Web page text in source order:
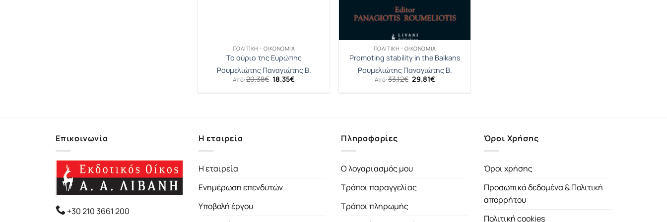
ΠΟΛΙΤΙΚΉ - ΟΙΚΟΝΟΜΊΑ
Το αύριο της Ευρώπης
Ρουμελιώτης Παναγιώτης Β.
Από:20.38€ Original
price
was:
18.35€
τιμή
ΠΟΛΙΤΙΚΉ - ΟΙΚΟΝΟΜΊΑ
Promoting stability in the Balkans
Ρουμελιώτης Παναγιώτης Β.
Από:33.12€ Original
price
was:
29.81€Η
τιμή
Επικοινωνία
+30 210 3661 200
Η εταιρεία
Η εταιρεία
Ενημέρωση επενδυτών
Υποβολή έργου
Πληροφορίες
Ο λογαριασμός μου
Τρόποι παραγγελίας
Τρόποι πληρωμής
Όροι Χρήσης
Όροι χρήσης
Προσωπικά δεδομένα & Πολιτική
απορρήτου
Πολιτική cookies